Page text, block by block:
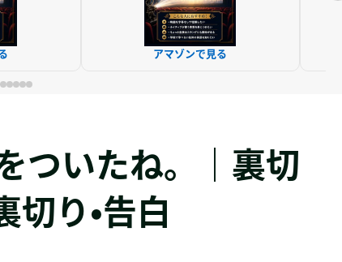
アマゾンで見る
ついたね。｜裏切
り・告白